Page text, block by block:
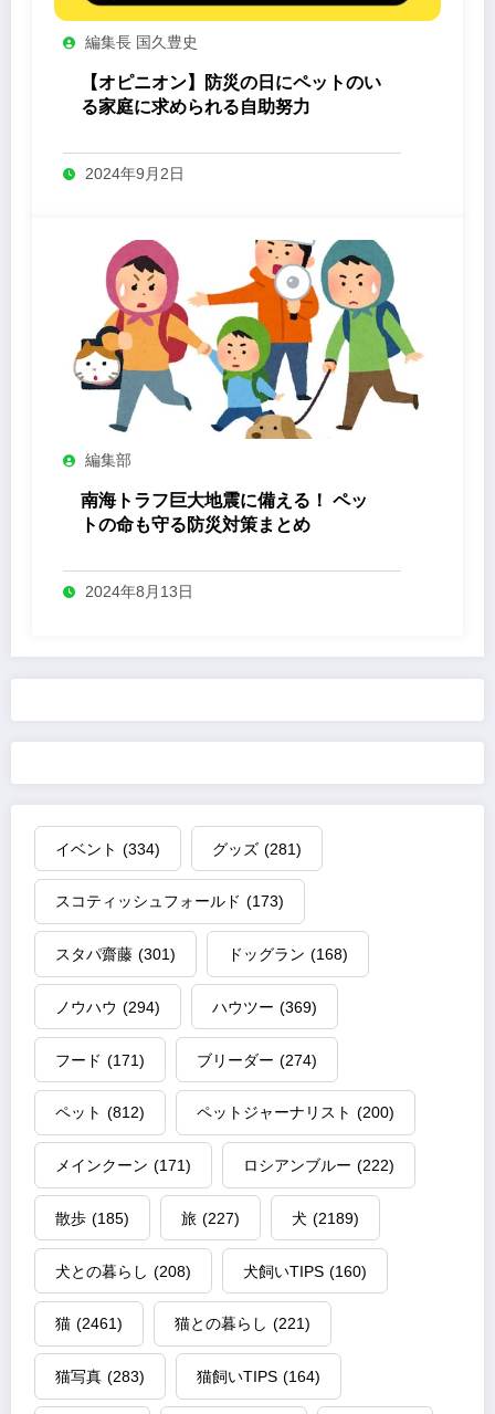
編集長 国久豊史
【オピニオン】防災の日にペットのい
る家庭に求められる自助努力
2024年9月2日
編集部
南海トラフ巨大地震に備える！ ペッ
トの命も守る防災対策まとめ
2024年8月13日
イベント (334) グッズ (281)
スコティッシュフォールド (173)
スタパ齋藤 (301) ドッグラン (168)
ノウハウ (294) ハウツー (369)
フード (171) ブリーダー (274)
ペット (812) ペットジャーナリスト (200)
メインクーン (171) ロシアンブルー (222)
散歩 (185) 旅 (227) 犬 (2189)
犬との暮らし (208) 犬飼いTIPS (160)
猫 (2461) 猫との暮らし (221)
猫写真 (283) 猫飼いTIPS (164)